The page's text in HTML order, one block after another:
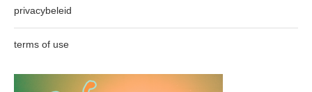
privacybeleid
terms of use